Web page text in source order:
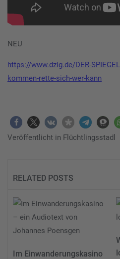
NEU
https://www.dzig.de/DER-
kommen-rette-sich-wer-kann
Veröffentlicht in Flüchtlingsstadl
RELATED POSTS
Im Einwanderungskasino